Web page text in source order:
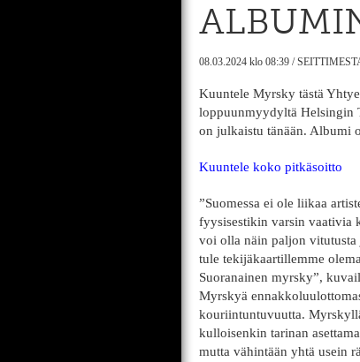
08.03.2024 klo 08:39 /
Kuuntele Myrsky tästä
loppuunmyydyltä Helsingin
on julkaistu tänään. Albumi
Kuuntele koko pitkäsoitto
”Suomessa ei ole liikaa
fyysisestikin varsin vaativia
voi olla näin paljon vitutusta
tule tekijäkaartillemme
Suoranainen myrsky”,
Myrskyä
kouriintuntuvuutta.
kulloisenkin tarinan
mutta vähintään yhtä usein